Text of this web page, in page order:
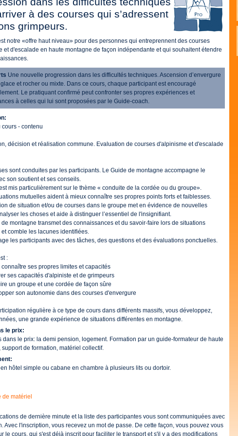
à des courses qui s’adressent
grimpeurs.
notre «offre haut niveau» pour des personnes qui entreprennent des courses
et d'escalade en haute montagne de façon indépendante et qui souhaitent étendre
Une nouvelle progression dans les difficultés techniques. Ascension d’envergure
et rocher ou mixte. Dans ce cours, chaque participant est encouragé
Le pratiquant confirmé peut confronter ses propres expériences et
à celles qui lui sont proposées par le Guide-coach.
cours - contenu
décision et réalisation commune. Evaluation de courses d'alpinisme et d'escalade
sont conduites par les participants. Le Guide de montagne accompagne le
son soutient et ses conseils.
est mis particulièrement sur le thème « conduite de la cordée ou du groupe».
mutuelles aident à mieux connaître ses propres points forts et faiblesses.
de situation et/ou de courses dans le groupe met en évidence de nouvelles
les choses et aide à distinguer l’essentiel de l'insignifiant.
de montagne transmet des connaissances et du savoir-faire lors de situations
comble les lacunes identifiées.
les participants avec des tâches, des questions et des évaluations ponctuelles.
:
connaître ses propres limites et capacités
ses capacités d'alpiniste et de grimpeurs
un groupe et une cordée de façon sûre
son autonomie dans des courses d'envergure
régulière à ce type de cours dans différents massifs, vous développez,
une grande expérience de situations différentes en montagne.
le prix:
dans le prix: la demi pension, logement. Formation par un guide-formateur de haute
support de formation, matériel collectif.
hôtel simple ou cabane en chambre à plusieurs lits ou dortoir.
de matériel
de dernière minute et la liste des participantes vous sont communiquées avec
Avec l'inscription, vous recevez un mot de passe. De cette façon, vous pouvez vous
le cours, qui s'est déjà inscrit pour faciliter le transport et s'il y a des modifications